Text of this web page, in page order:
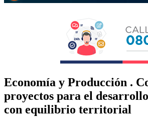
Economía y Producción .
proyectos para el
con equilibrio territorial